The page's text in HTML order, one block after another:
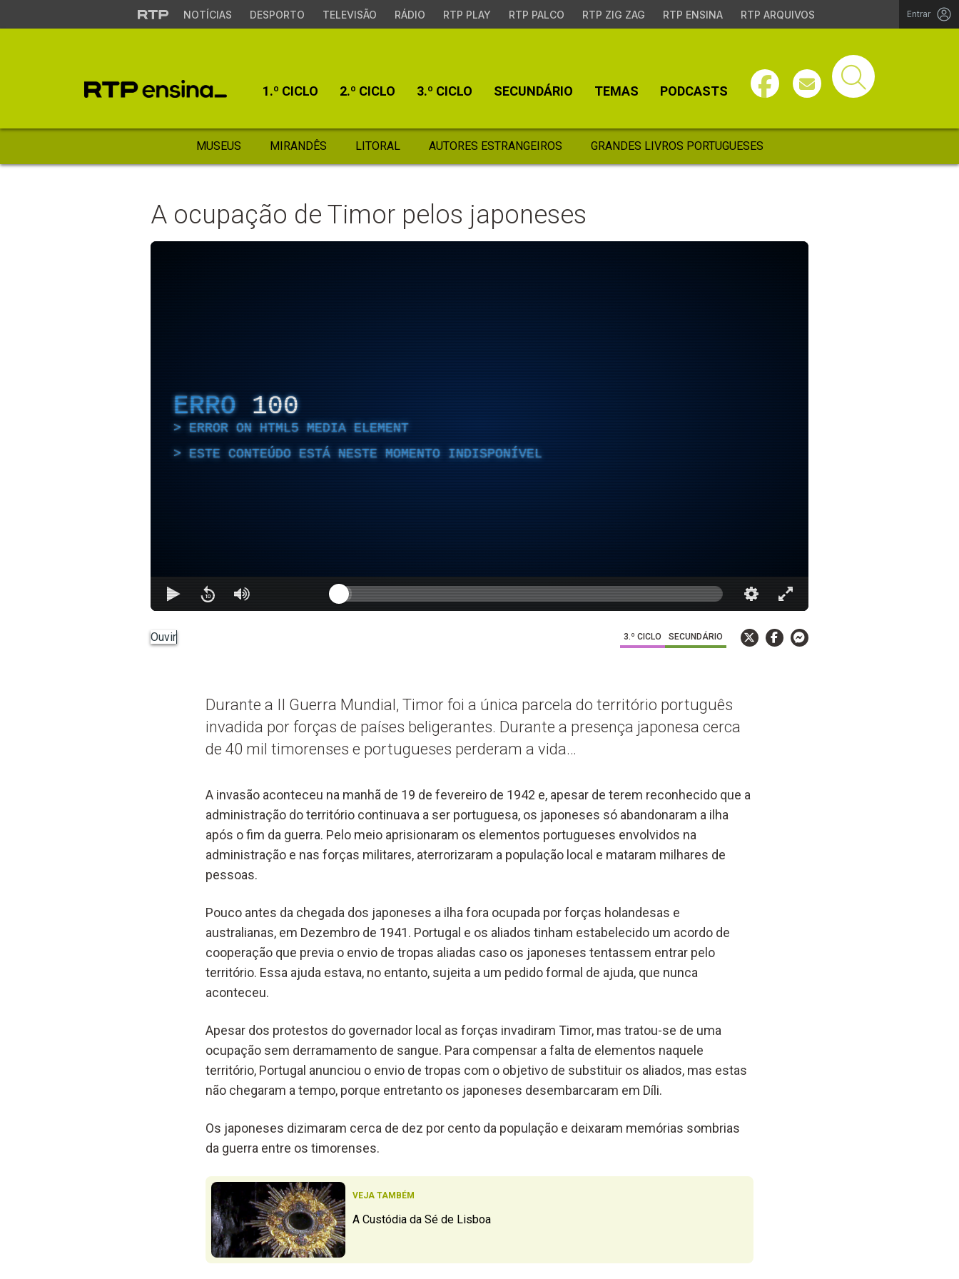
NOTÍCIAS DESPORTO TELEVISÃO RÁDIO RTP PLAY RTP PALCO RTP ZIG ZAG RTP ENSINA RTP ARQUIVOS Entrar
1.º CICLO 2.º CICLO 3.º CICLO SECUNDÁRIO TEMAS PODCASTS
MUSEUS MIRANDÊS LITORAL AUTORES ESTRANGEIROS GRANDES LIVROS PORTUGUESES
A ocupação de Timor pelos japoneses
ERRO 100
ERROR ON HTML5 MEDIA ELEMENT
ESTE CONTEÚDO ESTÁ NESTE MOMENTO INDISPONÍVEL
Ouvir 3.º CICLO SECUNDÁRIO
Durante a II Guerra Mundial, Timor foi a única parcela do território português
invadida por forças de países beligerantes. Durante a presença japonesa cerca
de 40 mil timorenses e portugueses perderam a vida…
A invasão aconteceu na manhã de 19 de fevereiro de 1942 e, apesar de terem reconhecido que a
administração do território continuava a ser portuguesa, os japoneses só abandonaram a ilha
após o fim da guerra. Pelo meio aprisionaram os elementos portugueses envolvidos na
administração e nas forças militares, aterrorizaram a população local e mataram milhares de
pessoas.
Pouco antes da chegada dos japoneses a ilha fora ocupada por forças holandesas e
australianas, em Dezembro de 1941. Portugal e os aliados tinham estabelecido um acordo de
cooperação que previa o envio de tropas aliadas caso os japoneses tentassem entrar pelo
território. Essa ajuda estava, no entanto, sujeita a um pedido formal de ajuda, que nunca
aconteceu.
Apesar dos protestos do governador local as forças invadiram Timor, mas tratou-se de uma
ocupação sem derramamento de sangue. Para compensar a falta de elementos naquele
território, Portugal anunciou o envio de tropas com o objetivo de substituir os aliados, mas estas
não chegaram a tempo, porque entretanto os japoneses desembarcaram em Díli.
Os japoneses dizimaram cerca de dez por cento da população e deixaram memórias sombrias
da guerra entre os timorenses.
VEJA TAMBÉM
A Custódia da Sé de Lisboa